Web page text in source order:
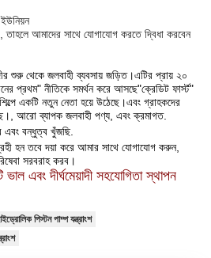
আমাদের সাথে যোগাযোগ করতে দ্বিধা করবেন
শুরু থেকে জলবাহী ব্যবসায় জড়িত।এটির প্রায় ২০
প্রথম" নীতিকে সমর্থন করে আসছে"ক্রেডিট ফার্স্ট"
একটি নতুন নেতা হয়ে উঠেছে।এবং গ্রাহকদের
আরো ব্যাপক জলবাহী পণ্য, এবং ক্রমাগত.
এবং বন্ধুত্ব খুঁজছি.
হন তবে দয়া করে আমার সাথে যোগাযোগ করুন,
সরবরাহ করব।
এবং দীর্ঘমেয়াদী সহযোগিতা স্থাপন
পিস্টন পাম্প যন্ত্রাংশ